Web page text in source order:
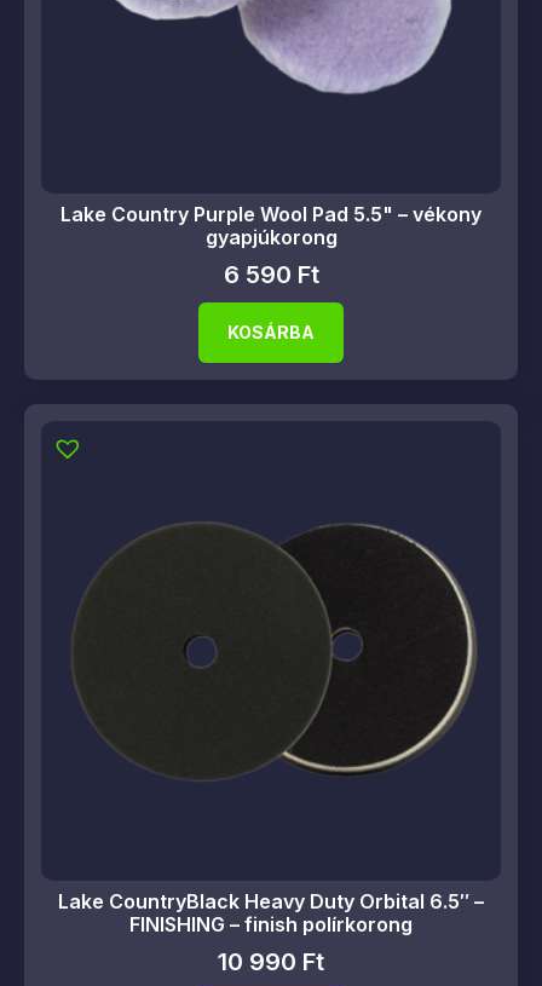
Lake Country Purple Wool Pad 5.5" – vékony
gyapjúkorong
6 590 Ft
KOSÁRBA
Lake CountryBlack Heavy Duty Orbital 6.5″ –
FINISHING – finish polírkorong
10 990 Ft